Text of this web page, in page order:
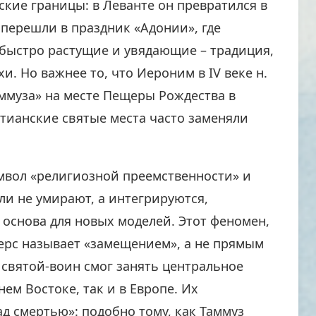
границы: в Леванте он превратился в
в праздник «Адонии», где
растущие и увядающие – традиция,
Но важнее то, что Иероним в IV веке н.
на месте Пещеры Рождества в
святые места часто заменяли
«религиозной преемственности» и
не умирают, а интегрируются,
для новых моделей. Этот феномен,
называет «замещением», а не прямым
воин смог занять центральное
Востоке, так и в Европе. Их
смертью»: подобно тому, как Таммуз